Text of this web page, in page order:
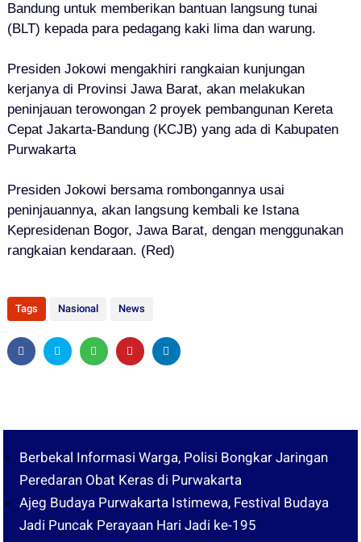
Bandung untuk memberikan bantuan langsung tunai
(BLT) kepada para pedagang kaki lima dan warung.
Presiden Jokowi mengakhiri rangkaian kunjungan
kerjanya di Provinsi Jawa Barat, akan melakukan
peninjauan terowongan 2 proyek pembangunan Kereta
Cepat Jakarta-Bandung (KCJB) yang ada di Kabupaten
Purwakarta
Presiden Jokowi bersama rombongannya usai
peninjauannya, akan langsung kembali ke Istana
Kepresidenan Bogor, Jawa Barat, dengan menggunakan
rangkaian kendaraan. (Red)
Tags Nasional News
Berbekal Informasi Warga, Polisi Bongkar Jaringan
Peredaran Obat Keras di Purwakarta
Ajeg Budaya Purwakarta Istimewa, Festival Budaya
Jadi Puncak Perayaan Hari Jadi ke-195